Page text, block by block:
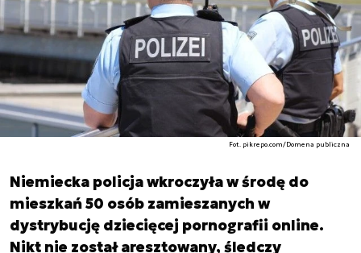
Fot. pikrepo.com/Domena publiczna
Niemiecka policja wkroczyła w środę do
mieszkań 50 osób zamieszanych w
dystrybucję dziecięcej pornografii online.
Nikt nie został aresztowany, śledczy